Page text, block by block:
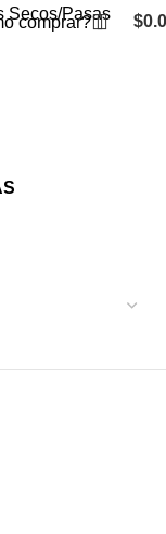
comprar? $
Secos Pasas